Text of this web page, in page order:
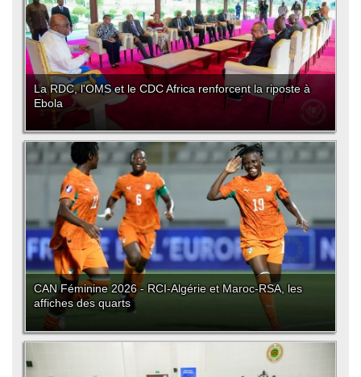
La RDC, l'OMS et le CDC Africa renforcent la riposte à
Ebola
CAN Féminine 2026 - RCI-Algérie et Maroc-RSA, les
affiches des quarts